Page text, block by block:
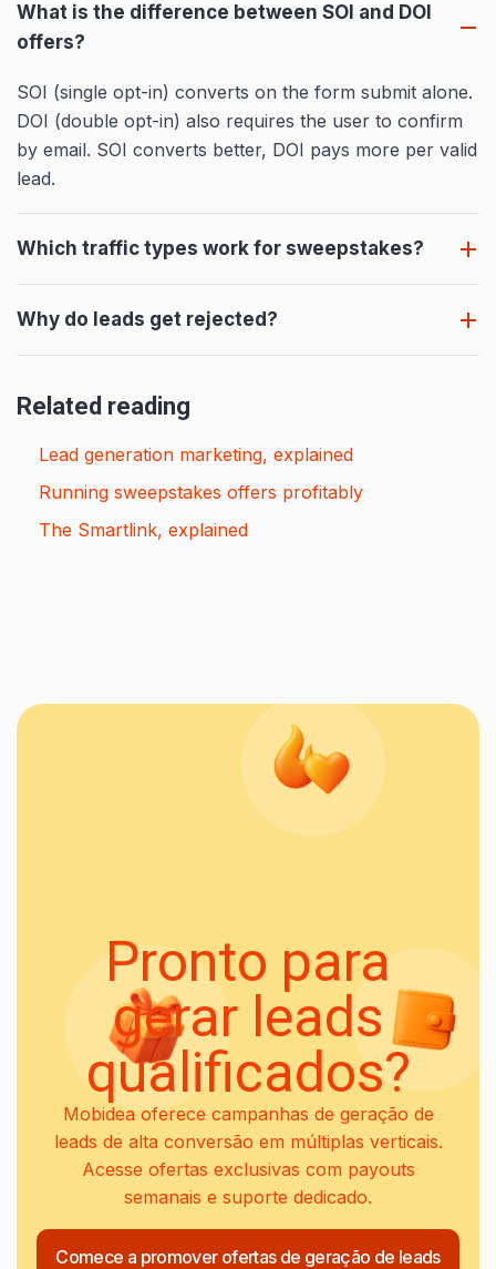
What is the difference between SOI and DOI
offers?
SOI (single opt-in) converts on the form submit alone.
DOI (double opt-in) also requires the user to confirm
by email. SOI converts better, DOI pays more per valid
lead.
Which traffic types work for sweepstakes?
Why do leads get rejected?
Related reading
Lead generation marketing, explained
Running sweepstakes offers profitably
The Smartlink, explained
Pronto para
gerar leads
qualificados?
Mobidea oferece campanhas de geração de
leads de alta conversão em múltiplas verticais.
Acesse ofertas exclusivas com payouts
semanais e suporte dedicado.
Comece a promover ofertas de geração de leads